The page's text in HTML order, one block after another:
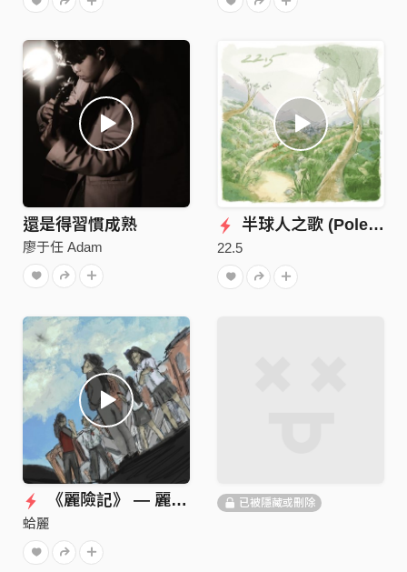
還是得習慣成熟
廖于任 Adam
半球人之歌 (Poles Apart)
22.5
《麗險記》 — 麗山高中第23屆畢業歌
蛤麗
已被隱藏或刪除